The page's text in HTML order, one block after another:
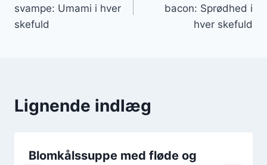
svampe: Umami i hver
skefuld
bacon: Sprødhed i
hver skefuld
Lignende indlæg
Blomkålssuppe med fløde og